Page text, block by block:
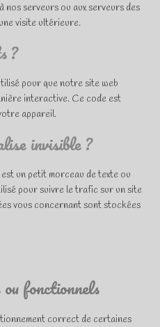
serveurs ou aux serveurs des
visite ultérieure.
?
pour que notre site web
interactive. Ce code est
appareil.
invisible ?
un petit morceau de texte ou
pour suivre le trafic sur un site
vous concernant sont stockées
ou fonctionnels
correct de certaines